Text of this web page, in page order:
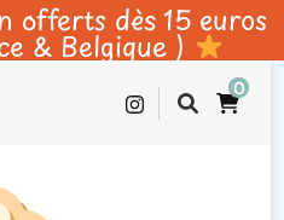
offerts dès 15 euros
& Belgique )
0